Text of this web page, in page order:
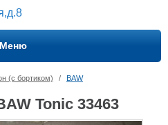
Меню
(с бортиком) / BAW
Tonic 33463